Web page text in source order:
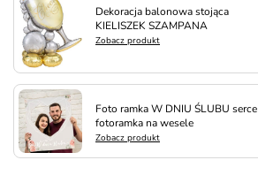
Dekoracja balonowa stojąca
KIELISZEK SZAMPANA
Zobacz produkt
Foto ramka W DNIU ŚLUBU serce
fotoramka na wesele
Zobacz produkt